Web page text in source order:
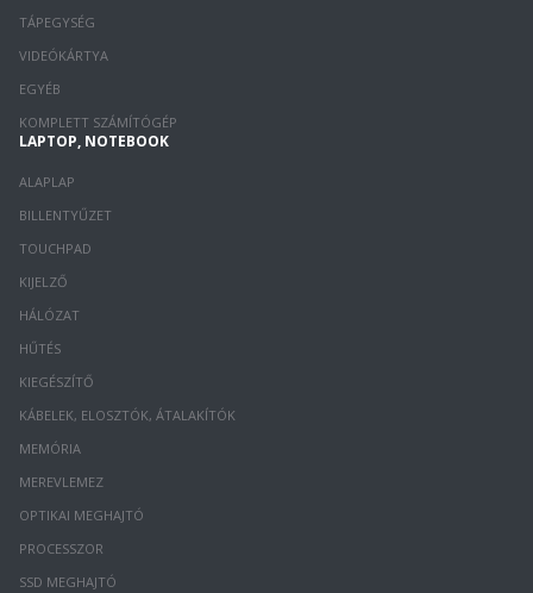
TÁPEGYSÉG
VIDEÓKÁRTYA
EGYÉB
KOMPLETT SZÁMÍTÓGÉP
LAPTOP, NOTEBOOK
ALAPLAP
BILLENTYŰZET
TOUCHPAD
KIJELZŐ
HÁLÓZAT
HŰTÉS
KIEGÉSZÍTŐ
KÁBELEK, ELOSZTÓK, ÁTALAKÍTÓK
MEMÓRIA
MEREVLEMEZ
OPTIKAI MEGHAJTÓ
PROCESSZOR
SSD MEGHAJTÓ